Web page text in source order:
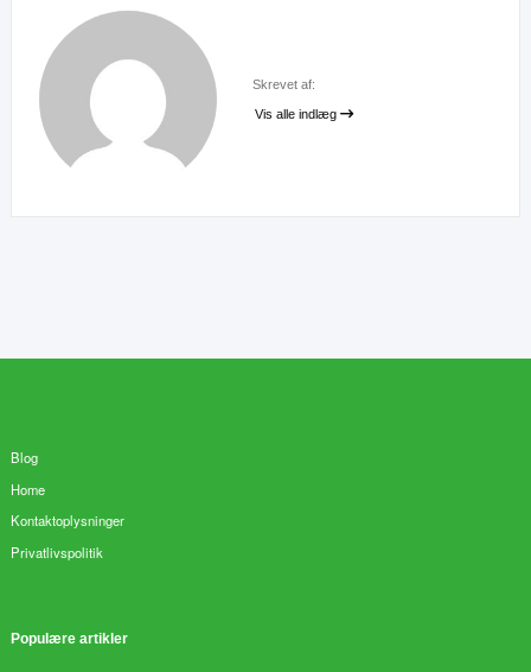
Skrevet af:
Vis alle indlæg
Blog
Home
Kontaktoplysninger
Privatlivspolitik
Populære artikler